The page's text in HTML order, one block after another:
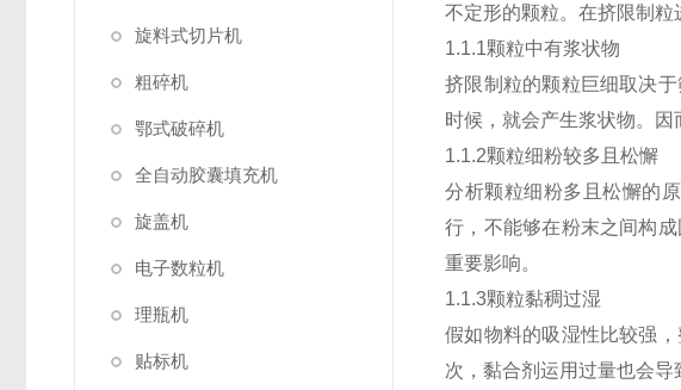
旋料式切片机
粗碎机
鄂式破碎机
全自动胶囊填充机
旋盖机
电子数粒机
理瓶机
贴标机
不定形的颗粒。在挤限制粒
1.1.1颗粒中有浆状物
挤限制粒的颗粒巨细取决
时候，就会产生浆状物。因
1.1.2颗粒细粉较多且松懈
分析颗粒细粉多且松懈的
行，不能够在粉末之间构
重要影响。
1.1.3颗粒黏稠过湿
假如物料的吸湿性比较强
次，黏合剂运用过量也会导